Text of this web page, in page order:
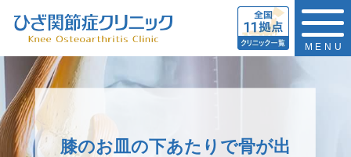
MENU
膝のお皿の下あたりで骨が出